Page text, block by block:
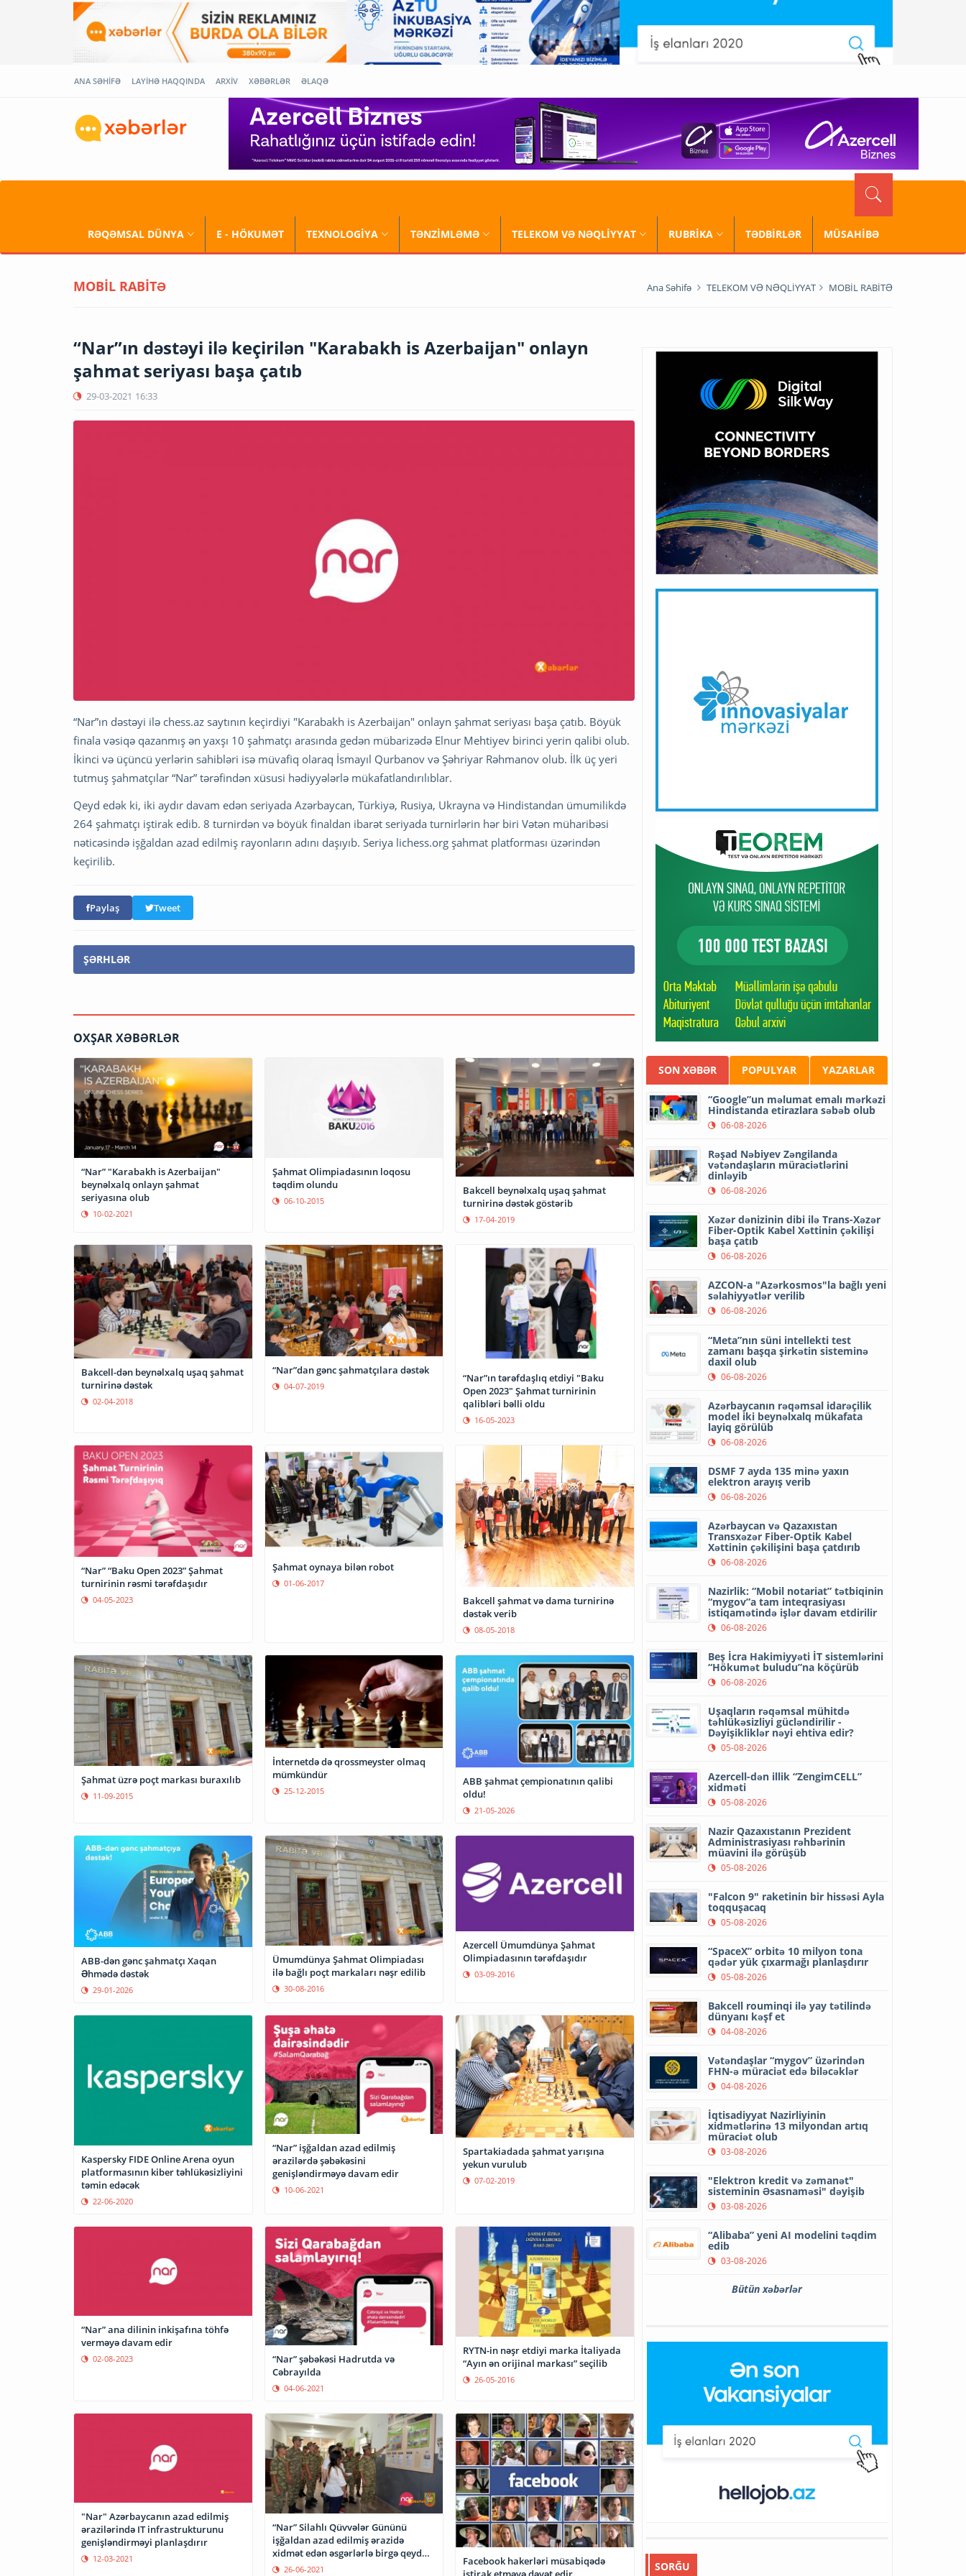
ANA SƏHİFƏ LAYİHƏ HAQQINDA ARXİV XƏBƏRLƏR ƏLAQƏ
RƏQƏMSAL DÜNYA E - HÖKUMƏT TEXNOLOGİYA TƏNZİMLƏMƏ TELEKOM VƏ NƏQLİYYAT RUBRİKA TƏDBİRLƏR MÜSAHİBƏ
MOBİL RABİTƏ Ana Səhifə TELEKOM VƏ NƏQLİYYAT MOBİL RABİTƏ
“Nar”ın dəstəyi ilə keçirilən "Karabakh is Azerbaijan" onlayn
şahmat seriyası başa çatıb
29-03-2021 16:33
“Nar”ın dəstəyi ilə chess.az saytının keçirdiyi "Karabakh is Azerbaijan" onlayn şahmat seriyası başa çatıb. Böyük
finala vəsiqə qazanmış ən yaxşı 10 şahmatçı arasında gedən mübarizədə Elnur Mehtiyev birinci yerin qalibi olub.
İkinci və üçüncü yerlərin sahibləri isə müvafiq olaraq İsmayıl Qurbanov və Şəhriyar Rəhmanov olub. İlk üç yeri
tutmuş şahmatçılar “Nar” tərəfindən xüsusi hədiyyələrlə mükafatlandırılıblar.
Qeyd edək ki, iki aydır davam edən seriyada Azərbaycan, Türkiyə, Rusiya, Ukrayna və Hindistandan ümumilikdə
264 şahmatçı iştirak edib. 8 turnirdən və böyük finaldan ibarət seriyada turnirlərin hər biri Vətən müharibəsi
nəticəsində işğaldan azad edilmiş rayonların adını daşıyıb. Seriya lichess.org şahmat platforması üzərindən
keçirilib.
Paylaş Tweet
ŞƏRHLƏR
OXŞAR XƏBƏRLƏR
“Nar” "Karabakh is Azerbaijan"
beynəlxalq onlayn şahmat
seriyasına olub
10-02-2021
Şahmat Olimpiadasının loqosu
təqdim olundu
06-10-2015
Bakcell beynəlxalq uşaq şahmat
turnirinə dəstək göstərib
17-04-2019
Bakcell-dən beynəlxalq uşaq şahmat
turnirinə dəstək
02-04-2018
“Nar”dan gənc şahmatçılara dəstək
04-07-2019
“Nar”ın tərəfdaşlıq etdiyi "Baku
Open 2023" Şahmat turnirinin
qalibləri bəlli oldu
16-05-2023
“Nar” “Baku Open 2023” Şahmat
turnirinin rəsmi tərəfdaşıdır
04-05-2023
Şahmat oynaya bilən robot
01-06-2017
Bakcell şahmat və dama turnirinə
dəstək verib
08-05-2018
Şahmat üzrə poçt markası buraxılıb
11-09-2015
İnternetdə də qrossmeyster olmaq
mümkündür
25-12-2015
ABB şahmat çempionatının qalibi
oldu!
21-05-2026
ABB-dən gənc şahmatçı Xaqan
Əhmədə dəstək
29-01-2026
Ümumdünya Şahmat Olimpiadası
ilə bağlı poçt markaları nəşr edilib
30-08-2016
Azercell Ümumdünya Şahmat
Olimpiadasının tərəfdaşıdır
03-09-2016
Kaspersky FIDE Online Arena oyun
platformasının kiber təhlükəsizliyini
təmin edəcək
22-06-2020
“Nar” işğaldan azad edilmiş
ərazilərdə şəbəkəsini
genişləndirməyə davam edir
10-06-2021
Spartakiadada şahmat yarışına
yekun vurulub
07-02-2019
“Nar” ana dilinin inkişafına töhfə
verməyə davam edir
02-08-2023
“Nar” şəbəkəsi Hadrutda və
Cəbrayılda
04-06-2021
RYTN-in nəşr etdiyi marka İtaliyada
“Ayın ən orijinal markası” seçilib
26-05-2016
"Nar" Azərbaycanın azad edilmiş
ərazilərində IT infrastrukturunu
genişləndirməyi planlaşdırır
12-03-2021
“Nar” Silahlı Qüvvələr Gününü
işğaldan azad edilmiş ərazidə
xidmət edən əsgərlərlə birgə qeyd
etdi26-06-2021
Facebook hakerləri müsabiqədə
SON XƏBƏR POPULYAR YAZARLAR
“Google”un məlumat emalı mərkəzi
Hindistanda etirazlara səbəb olub
06-08-2026
Rəşad Nəbiyev Zəngilanda
vətəndaşların müraciətlərini
dinləyib
06-08-2026
Xəzər dənizinin dibi ilə Trans-Xəzər
Fiber-Optik Kabel Xəttinin çəkilişi
başa çatıb
06-08-2026
AZCON-a "Azərkosmos"la bağlı yeni
səlahiyyətlər verilib
06-08-2026
“Meta”nın süni intellekti test
zamanı başqa şirkətin sisteminə
daxil olub
06-08-2026
Azərbaycanın rəqəmsal idarəçilik
model iki beynəlxalq mükafata
layiq görülüb
06-08-2026
DSMF 7 ayda 135 minə yaxın
elektron arayış verib
06-08-2026
Azərbaycan və Qazaxıstan
Transxəzər Fiber-Optik Kabel
Xəttinin çəkilişini başa çatdırıb
06-08-2026
Nazirlik: “Mobil notariat” tətbiqinin
“mygov”a tam inteqrasiyası
istiqamətində işlər davam etdirilir
06-08-2026
Beş İcra Hakimiyyəti İT sistemlərini
“Hökumət buludu”na köçürüb
06-08-2026
Uşaqların rəqəmsal mühitdə
təhlükəsizliyi gücləndirilir -
Dəyişikliklər nəyi ehtiva edir?
05-08-2026
Azercell-dən illik “ZengimCELL”
xidməti
05-08-2026
Nazir Qazaxıstanın Prezident
Administrasiyası rəhbərinin
müavini ilə görüşüb
05-08-2026
"Falcon 9" raketinin bir hissəsi Ayla
toqquşacaq
05-08-2026
“SpaceX” orbitə 10 milyon tona
qədər yük çıxarmağı planlaşdırır
05-08-2026
Bakcell rouminqi ilə yay tətilində
dünyanı kəşf et
04-08-2026
Vətəndaşlar “mygov” üzərindən
FHN-ə müraciət edə biləcəklər
04-08-2026
İqtisadiyyat Nazirliyinin
xidmətlərinə 13 milyondan artıq
müraciət olub
03-08-2026
"Elektron kredit və zəmanət"
sisteminin Əsasnaməsi" dəyişib
03-08-2026
“Alibaba” yeni AI modelini təqdim
edib
03-08-2026
Bütün xəbərlər
SORĞU